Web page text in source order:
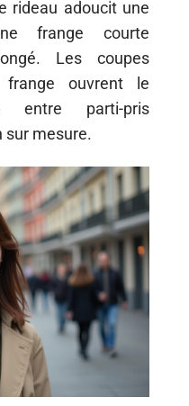
rideau adoucit une
frange courte
Les coupes
frange ouvrent le
entre parti-pris
sur mesure.